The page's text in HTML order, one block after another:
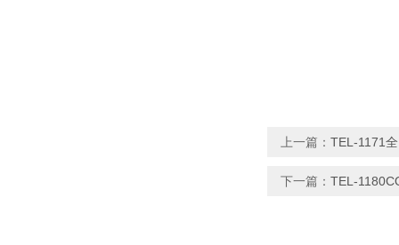
上一篇： TEL-1171
下一篇： TEL-